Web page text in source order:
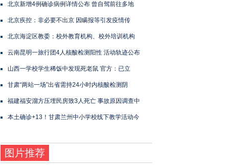
北京新增4例确诊病例详情公布 曾自驾前往多地
北京疾控：非必要不出京 因瞒报等引发疫情传
北京海淀区教委：校外教育机构、校外培训机构
云南昆明一旅行团4人核酸检测阳性 活动轨迹公布
山西一学校学生稀饭中发现死老鼠 官方：已立
甘肃“两站一场”出省需持24小时内核酸检测阴
福建福安溜方压埋民房致3人死亡 事故原因调查中
本土确诊+13！甘肃兰州中小学校线下教学活动今
图片推荐